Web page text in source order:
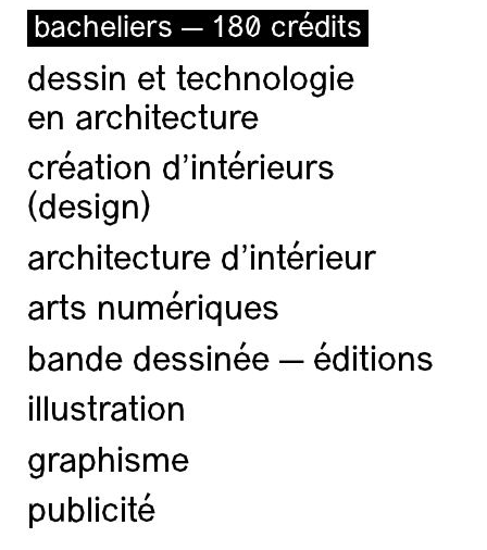
bacheliers — 180 crédits
dessin et technologie
en architecture
création d'intérieurs
(design)
architecture d’intérieur
arts numériques
bande dessinée — éditions
illustration
graphisme
publicité